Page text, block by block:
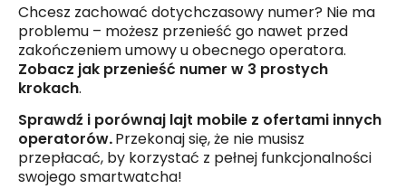
Chcesz zachować dotychczasowy numer? Nie ma
problemu – możesz przenieść go nawet przed
zakończeniem umowy u obecnego operatora.
Zobacz jak przenieść numer w 3 prostych
krokach.
Sprawdź i porównaj lajt mobile z ofertami innych
operatorów.Przekonaj się, że nie musisz
przepłacać, by korzystać z pełnej funkcjonalności
swojego smartwatcha!